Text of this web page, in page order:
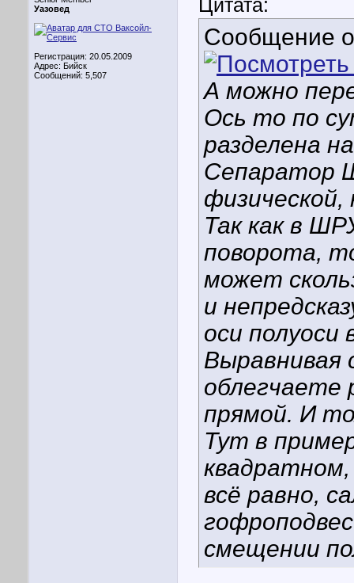
Уазовед
Регистрация: 20.05.2009
Адрес: Бийск
Сообщений: 5,507
Цитата:
Сообщение
А можно
Ось то по
разделена
Сепаратор
Так как в
поворота,
может
и
оси
Выравнивая
облегчаете
прямой. И
Тут в
всё равно,
смещении